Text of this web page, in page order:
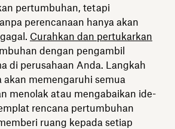
pertumbuhan, tetapi
perencanaan hanya akan
Curahkan dan pertukarkan
dengan pengambil
di perusahaan Anda. Langkah
akan memengaruhi semua
menolak atau mengabaikan ide-
rencana pertumbuhan
ruang kepada setiap